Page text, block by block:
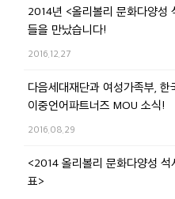
2014년 <올리볼리 문화다양성
들을 만났습니다!
2016.12.27
다음세대재단과 여성가족부, 한
이중언어파트너즈 MOU 소식!
2016.08.29
<2014 올리볼리 문화다양성
표>